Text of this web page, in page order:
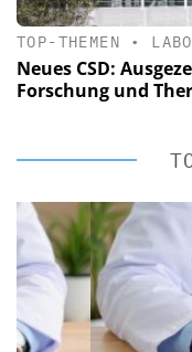
TOP-THEMEN •
Neues CSD:
Forschung und